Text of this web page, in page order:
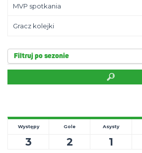
MVP spotkania
Gracz kolejki
Filtruj po sezonie
Występy
3
Gole
2
Asysty
1